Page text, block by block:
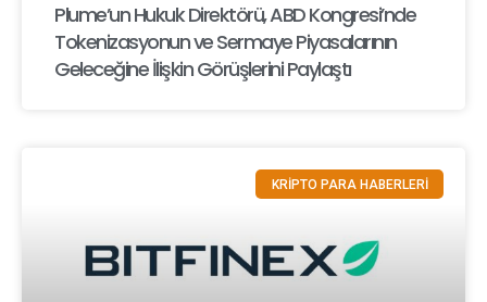
Plume’un Hukuk Direktörü, ABD Kongresi’nde
Tokenizasyonun ve Sermaye Piyasalarının
Geleceğine İlişkin Görüşlerini Paylaştı
KRİPTO PARA HABERLERİ